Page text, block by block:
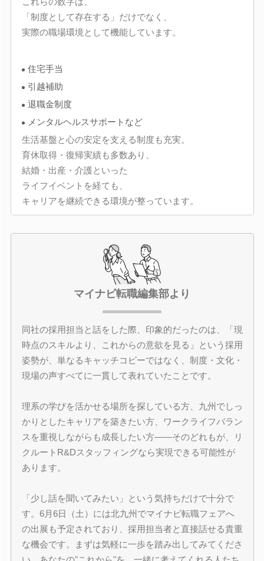
「制度として存在する」だけでなく、
実際の職場環境として機能しています。
住宅手当
引越補助
退職金制度
メンタルヘルスサポートなど
生活基盤と心の安定を支える制度も充実。
育休取得・復帰実績も多数あり、
結婚・出産・介護といった
ライフイベントを経ても、
キャリアを継続できる環境が整っています。
マイナビ転職編集部より
同社の採用担当と話をした際、印象的だったのは、「現
時点のスキルより、これからの意欲を見る」という採用
姿勢が、単なるキャッチコピーではなく、制度・文化・
現場の声すべてに一貫して表れていたことです。
理系の学びを活かせる場所を探している方、九州でしっ
かりとしたキャリアを築きたい方、ワークライフバラン
スを重視しながらも成長したい方――そのどれもが、リ
クルートR&Dスタッフィングなら実現できる可能性が
あります。
「少し話を聞いてみたい」という気持ちだけで十分で
す。6月6日（土）には北九州でマイナビ転職フェアへ
の出展も予定されており、採用担当者と直接話せる貴重
な機会です。まずは気軽に一歩を踏み出してみてくださ